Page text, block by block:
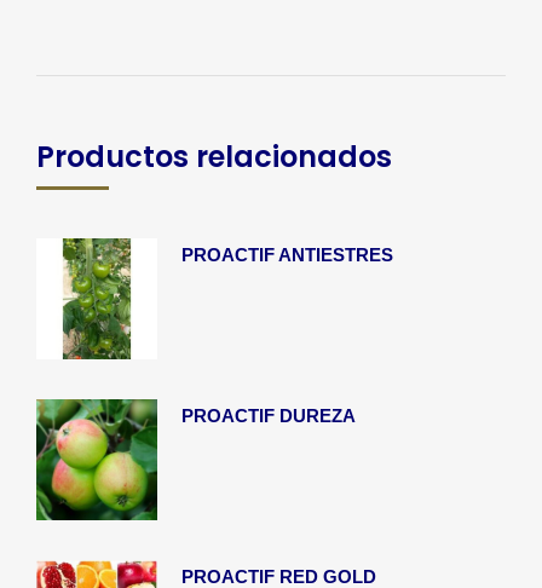
Productos relacionados
PROACTIF ANTIESTRES
PROACTIF DUREZA
PROACTIF RED GOLD